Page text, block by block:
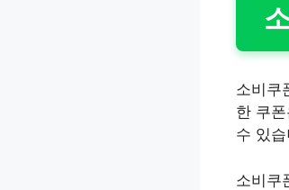
소비쿠
한 쿠
수 있
소비쿠